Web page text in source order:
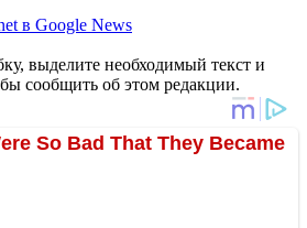
в Google News
выделите необходимый текст и
сообщить об этом редакции.